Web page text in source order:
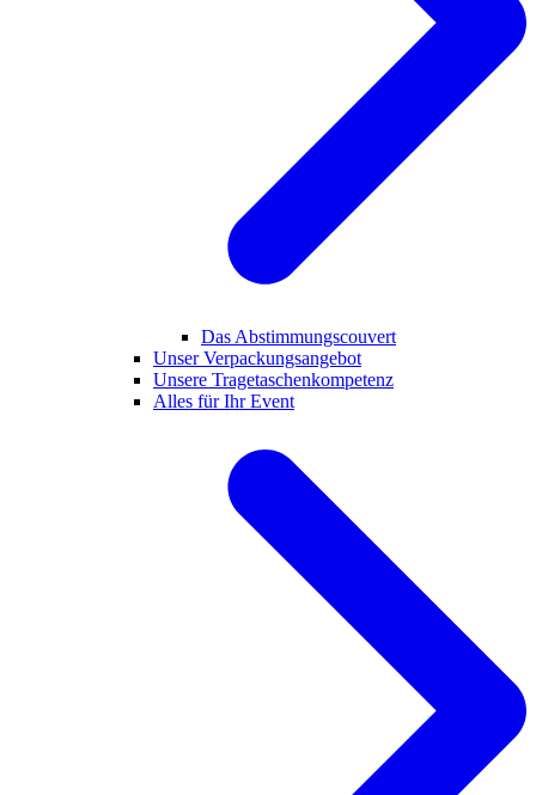
Das Abstimmungscouvert
Unser Verpackungsangebot
Unsere Tragetaschenkompetenz
Alles für Ihr Event